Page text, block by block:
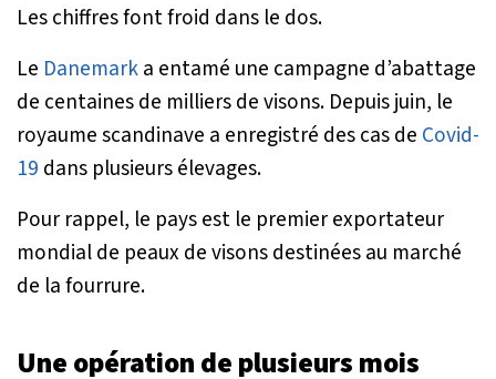
Les chiffres font froid dans le dos.
Le Danemarka entamé une campagne d’abattage
de centaines de milliers de visons. Depuis juin, le
royaume scandinave a enregistré des cas de Covid-
19 dans plusieurs élevages.
Pour rappel, le pays est le premier exportateur
mondial de peaux de visons destinées au marché
de la fourrure.
Une opération de plusieurs mois